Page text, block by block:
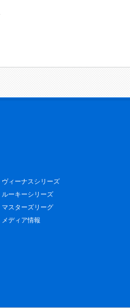
ヴィーナスシリーズ
ルーキーシリーズ
マスターズリーグ
メディア情報